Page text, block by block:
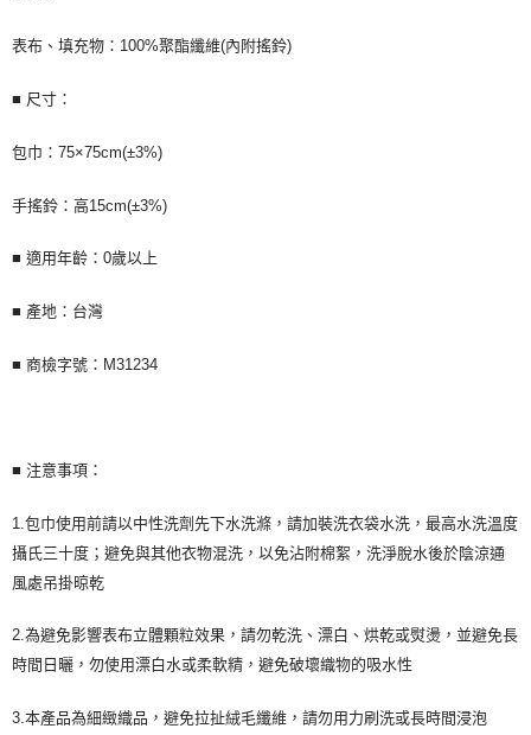
「AFTEE先享後付」，若未經同意申辦者引起之損失，本公司不負相關責
任。
時審查核予不同之上限額度；若仍有額度不足之情形，本公司將視審查結果
５．嚴禁一人註冊多個帳號或使用他人資訊註冊。若發現惡意使用之情形，
恩沛科技股份有限公司將有權停止該用戶之使用額度並採取法律行動。
表布、填充物：100%聚酯纖維(內附搖鈴)
■ 尺寸：
包巾：75×75cm(±3%)
手搖鈴：高15cm(±3%)
■ 適用年齡：0歲以上
■ 產地：台灣
■ 商檢字號：M31234
■ 注意事項：
1.包巾使用前請以中性洗劑先下水洗滌，請加裝洗衣袋水洗，最高水洗溫度
攝氏三十度；避免與其他衣物混洗，以免沾附棉絮，洗淨脫水後於陰涼通
風處吊掛晾乾
2.為避免影響表布立體顆粒效果，請勿乾洗、漂白、烘乾或熨燙，並避免長
時間日曬，勿使用漂白水或柔軟精，避免破壞織物的吸水性
3.本產品為細緻織品，避免拉扯絨毛纖維，請勿用力刷洗或長時間浸泡